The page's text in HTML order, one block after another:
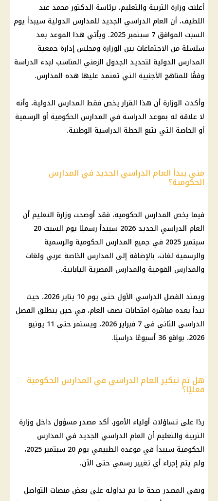
أعلنت وزارة التربية والتعليم، برئاسة الدكتور محمد عبد
اللطيف، أن العام الدراسي الجديد للمدارس الدولية سيبدأ يوم
السبت الموافق 7 سبتمبر 2025. ويأتي هذا الموعد بعد
سلسلة من الاجتماعات بين الوزارة ومجلس إدارة جمعية
المدارس الدولية لتحديد الجدول الزمني المناسب لبدء الدراسة
وفقًا للمناهج الأجنبية التي تعتمد عليها هذه المدارس.
وأكدت الوزارة أن هذا القرار يخص فقط المدارس الدولية، وأنه
لا علاقة له بموعد الدراسة في المدارس الحكومية أو الرسمية
أو الخاصة التي تتبع الخطة الدراسية الوطنية.
متى يبدأ العام الدراسي الجديد في المدارس
الحكومية؟
فيما يخص المدارس الحكومية، فقد أوضحت وزارة التعليم أن
العام الدراسي الجديد 2026 سيبدأ رسميًا يوم السبت 20
سبتمبر 2025 في جميع المدارس الحكومية والرسمية
والرسمية لغات، بالإضافة إلى المدارس الخاصة عربي ولغات
والمدارس القومية والمدارس المصرية اليابانية.
ويمتد الفصل الدراسي الأول حتى يوم 10 يناير 2026، حيث
تبدأ بعده مباشرة امتحانات نصف العام، في حين ينطلق الفصل
الدراسي الثاني في 7 فبراير 2026، ويستمر حتى 11 يونيو
2026، بواقع 36 أسبوعًا دراسيًا.
هل تم تبكير العام الدراسي في المدارس الحكومية
فعليًا؟
ردًا على تساؤلات أولياء الأمور، أكد مصدر مسؤول داخل وزارة
التربية والتعليم أن العام الدراسي الجديد في المدارس
الحكومية سيبدأ في موعده الطبيعي يوم 20 سبتمبر 2025،
ولم يتم إجراء أي تغيير رسمي حتى الآن.
ونفى المصدر صحة ما تم تداوله على بعض منصات التواصل